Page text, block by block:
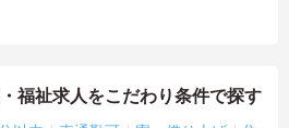
福祉求人をこだわり条件で探す